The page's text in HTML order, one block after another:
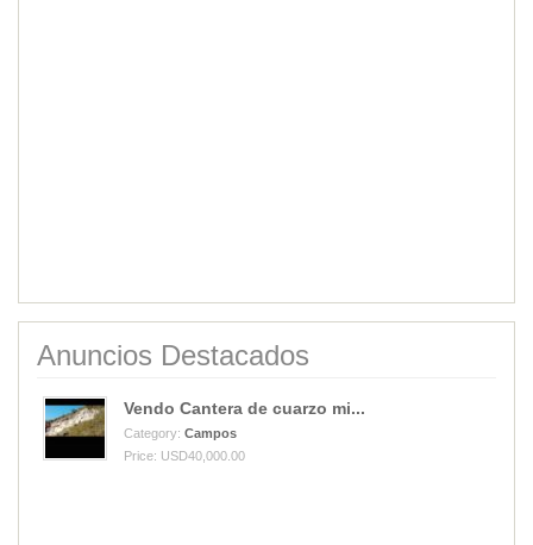
Anuncios Destacados
Vendo Cantera de cuarzo mi...
Category: Campos
Price: USD40,000.00